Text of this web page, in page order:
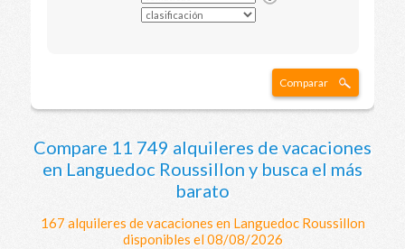
Comparar
Compare 11 749 alquileres de vacaciones
en Languedoc Roussillon y busca el más
barato
167 alquileres de vacaciones en Languedoc Roussillon
disponibles el 08/08/2026